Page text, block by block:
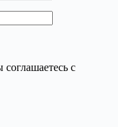
с